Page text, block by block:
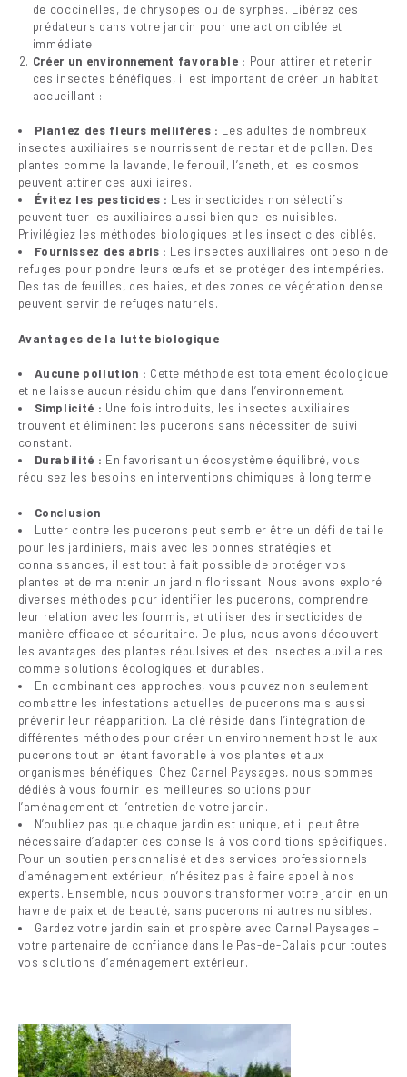
de coccinelles, de chrysopes ou de syrphes. Libérez ces
prédateurs dans votre jardin pour une action ciblée et
immédiate.
Créer un environnement favorable : Pour attirer et retenir
ces insectes bénéfiques, il est important de créer un habitat
accueillant :
Plantez des fleurs mellifères : Les adultes de nombreux
insectes auxiliaires se nourrissent de nectar et de pollen. Des
plantes comme la lavande, le fenouil, l’aneth, et les cosmos
peuvent attirer ces auxiliaires.
Évitez les pesticides : Les insecticides non sélectifs
peuvent tuer les auxiliaires aussi bien que les nuisibles.
Privilégiez les méthodes biologiques et les insecticides ciblés.
Fournissez des abris : Les insectes auxiliaires ont besoin de
refuges pour pondre leurs œufs et se protéger des intempéries.
Des tas de feuilles, des haies, et des zones de végétation dense
peuvent servir de refuges naturels.
Avantages de la lutte biologique
Aucune pollution : Cette méthode est totalement écologique
et ne laisse aucun résidu chimique dans l’environnement.
Simplicité : Une fois introduits, les insectes auxiliaires
trouvent et éliminent les pucerons sans nécessiter de suivi
constant.
Durabilité : En favorisant un écosystème équilibré, vous
réduisez les besoins en interventions chimiques à long terme.
Conclusion
Lutter contre les pucerons peut sembler être un défi de taille
pour les jardiniers, mais avec les bonnes stratégies et
connaissances, il est tout à fait possible de protéger vos
plantes et de maintenir un jardin florissant. Nous avons exploré
diverses méthodes pour identifier les pucerons, comprendre
leur relation avec les fourmis, et utiliser des insecticides de
manière efficace et sécuritaire. De plus, nous avons découvert
les avantages des plantes répulsives et des insectes auxiliaires
comme solutions écologiques et durables.
En combinant ces approches, vous pouvez non seulement
combattre les infestations actuelles de pucerons mais aussi
prévenir leur réapparition. La clé réside dans l’intégration de
différentes méthodes pour créer un environnement hostile aux
pucerons tout en étant favorable à vos plantes et aux
organismes bénéfiques. Chez Carnel Paysages, nous sommes
dédiés à vous fournir les meilleures solutions pour
l’aménagement et l’entretien de votre jardin.
N’oubliez pas que chaque jardin est unique, et il peut être
nécessaire d’adapter ces conseils à vos conditions spécifiques.
Pour un soutien personnalisé et des services professionnels
d’aménagement extérieur, n’hésitez pas à faire appel à nos
experts. Ensemble, nous pouvons transformer votre jardin en un
havre de paix et de beauté, sans pucerons ni autres nuisibles.
Gardez votre jardin sain et prospère avec Carnel Paysages –
votre partenaire de confiance dans le Pas-de-Calais pour toutes
vos solutions d’aménagement extérieur.